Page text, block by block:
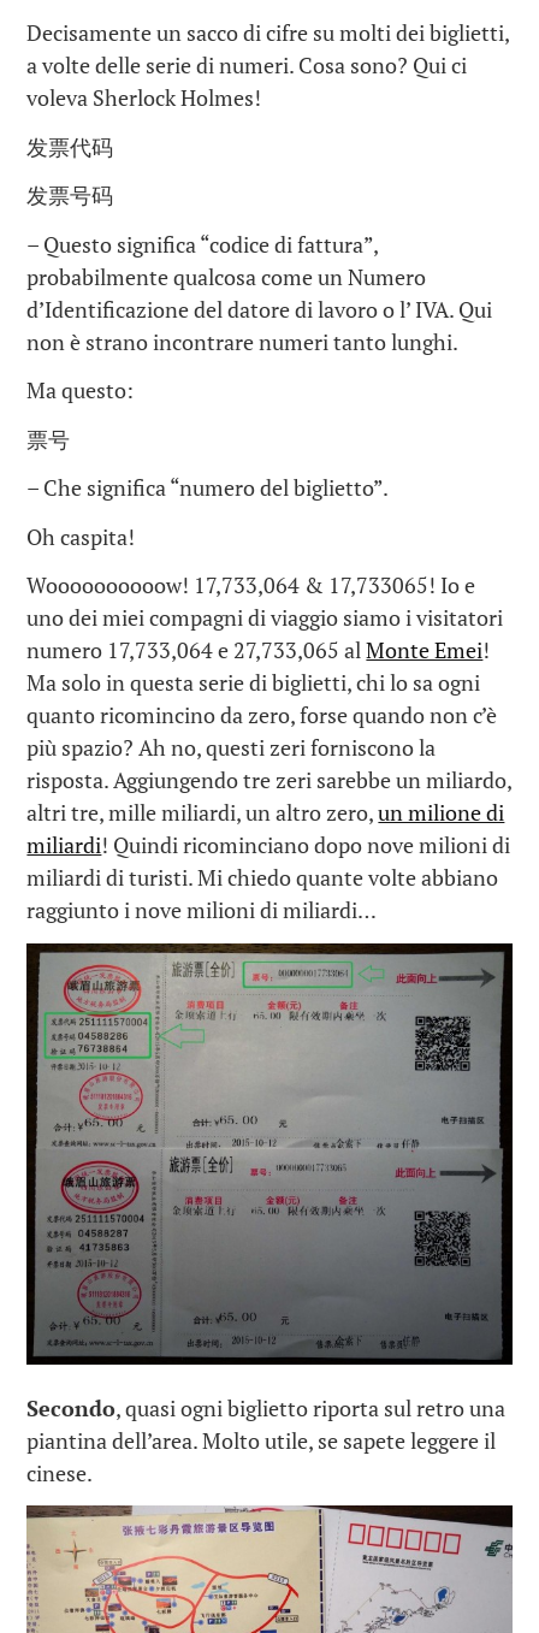
Decisamente un sacco di cifre su molti dei biglietti,
a volte delle serie di numeri. Cosa sono? Qui ci
voleva Sherlock Holmes!
发票代码
发票号码
– Questo significa “codice di fattura”,
probabilmente qualcosa come un Numero
d’Identificazione del datore di lavoro o l’ IVA. Qui
non è strano incontrare numeri tanto lunghi.
Ma questo:
票号
– Che significa “numero del biglietto”.
Oh caspita!
Woooooooooow! 17,733,064 & 17,733065! Io e
uno dei miei compagni di viaggio siamo i visitatori
numero 17,733,064 e 27,733,065 alMonte Emei!
Ma solo in questa serie di biglietti, chi lo sa ogni
quanto ricomincino da zero, forse quando non c’è
più spazio? Ah no, questi zeri forniscono la
risposta. Aggiungendo tre zeri sarebbe un miliardo,
altri tre, mille miliardi, un altro zero,un milione di
miliardi! Quindi ricominciano dopo nove milioni di
miliardi di turisti. Mi chiedo quante volte abbiano
raggiunto i nove milioni di miliardi…
Secondo, quasi ogni biglietto riporta sul retro una
piantina dell’area. Molto utile, se sapete leggere il
cinese.